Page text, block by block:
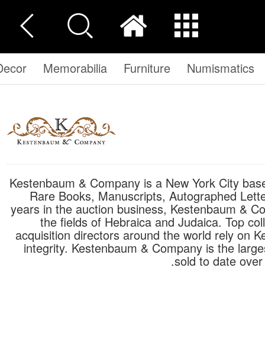
Numismatics
Furniture
Memorabilia
Kestenbaum & Company is a New York City based boutique auction house dedicated to the sale of
Rare Books, Manuscripts, Autographed
years in the auction business, Kestenbaum &
the fields of Hebraica and Judaica. Top
acquisition directors around the world rely on
integrity. Kestenbaum & Company is the
sold to date